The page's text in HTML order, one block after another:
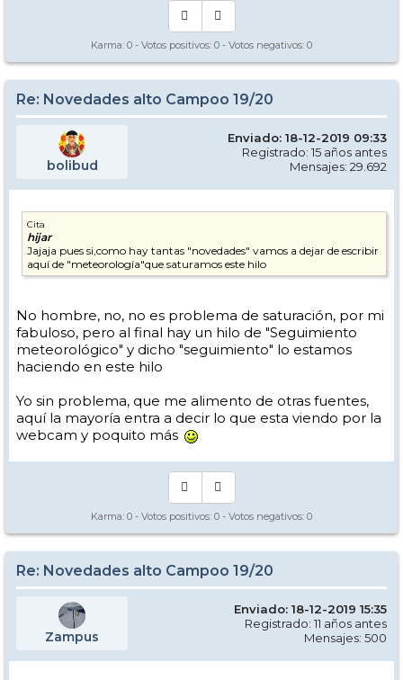
Karma: 0 - Votos positivos: 0 - Votos negativos: 0
Re: Novedades alto Campoo 19/20
bolibud
Enviado: 18-12-2019 09:33
Registrado: 15 años antes
Mensajes: 29.692
Cita
hijar
Jajaja pues si,como hay tantas "novedades" vamos a dejar de escribir
aquí de "meteorología"que saturamos este hilo
No hombre, no, no es problema de saturación, por mi
fabuloso, pero al final hay un hilo de "Seguimiento
meteorológico" y dicho "seguimiento" lo estamos
haciendo en este hilo
Yo sin problema, que me alimento de otras fuentes,
aquí la mayoría entra a decir lo que esta viendo por la
webcam y poquito más
Karma: 0 - Votos positivos: 0 - Votos negativos: 0
Re: Novedades alto Campoo 19/20
Zampus
Enviado: 18-12-2019 15:35
Registrado: 11 años antes
Mensajes: 500